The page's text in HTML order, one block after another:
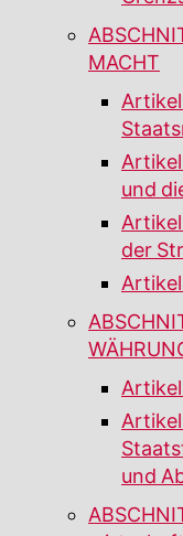
MACHT
und
der
Artikel
und